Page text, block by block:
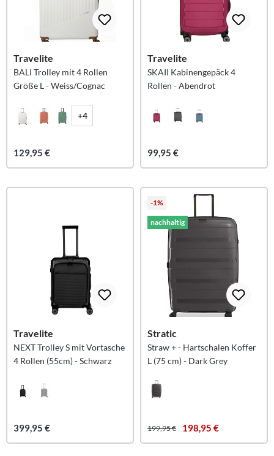
Travelite
BALI Trolley mit 4 Rollen
Größe L - Weiss/Cognac
+4
129,95 €
Travelite
SKAII Kabinengepäck 4
Rollen - Abendrot
99,95 €
Travelite
NEXT Trolley S mit Vortasche
4 Rollen (55cm) - Schwarz
399,95 €
-1%
nachhaltig
Stratic
Straw + - Hartschalen Koffer
L (75 cm) - Dark Grey
199,95 € 198,95 €